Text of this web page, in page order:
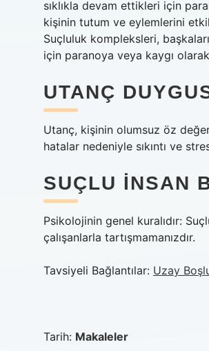
sıklıkla devam ettikleri için
kişinin tutum ve eylemlerini
Suçluluk kompleksleri,
için paranoya veya kaygı
UTANÇ
Utanç, kişinin olumsuz öz
hatalar nedeniyle sıkıntı ve
SUÇLU INSAN
Psikolojinin genel kuralıdır:
çalışanlarla tartışmamanızdır.
Tavsiyeli Bağlantılar: Uzay
Tarih: Makaleler